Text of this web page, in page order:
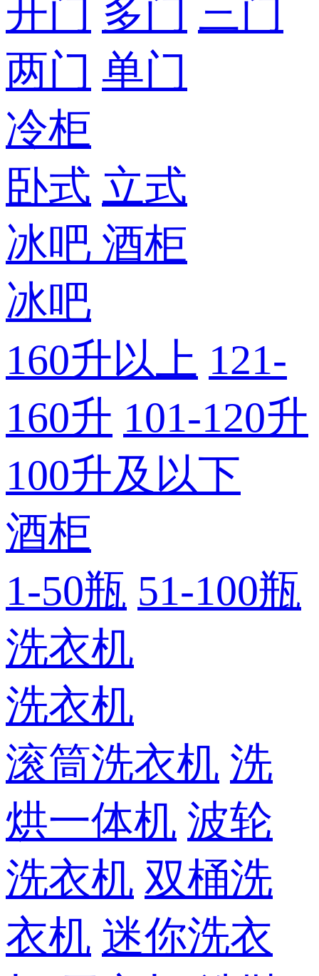
开门 多门 三门
两门 单门
冷柜
卧式 立式
冰吧 酒柜
冰吧
160升以上 121-
160升 101-120升
100升及以下
酒柜
1-50瓶 51-100瓶
洗衣机
洗衣机
滚筒洗衣机 洗
烘一体机 波轮
洗衣机 双桶洗
衣机 迷你洗衣